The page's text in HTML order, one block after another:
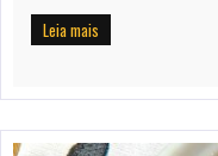
Leia mais